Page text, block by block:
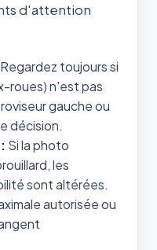
d'attention
Regardez toujours si
roues) n'est pas
gauche ou
décision.
Si la photo
les
sont altérées.
autorisée ou